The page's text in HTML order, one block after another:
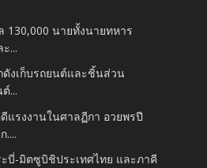
130,000 นายทั้งนายทหาร
...
ดังเก็บรถยนต์และชิ้นส่วน
...
แรงงานในศาลฏีกา อวยพรปี
....
บี่-มิตซูบิชิประเทศไทย และภาคี